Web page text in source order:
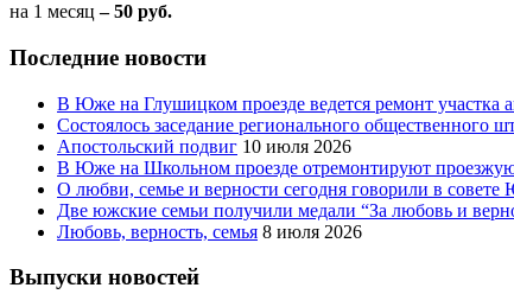
на 1 месяц – 50 руб.
Последние новости
В Юже на Глушицком проезде ведется ремонт участка
Состоялось заседание регионального общественного
Апостольский подвиг 10 июля 2026
В Юже на Школьном проезде отремонтируют проезжую
О любви, семье и верности сегодня говорили в
Две южские семьи получили медали “За любовь и
Любовь, верность, семья 8 июля 2026
Выпуски новостей